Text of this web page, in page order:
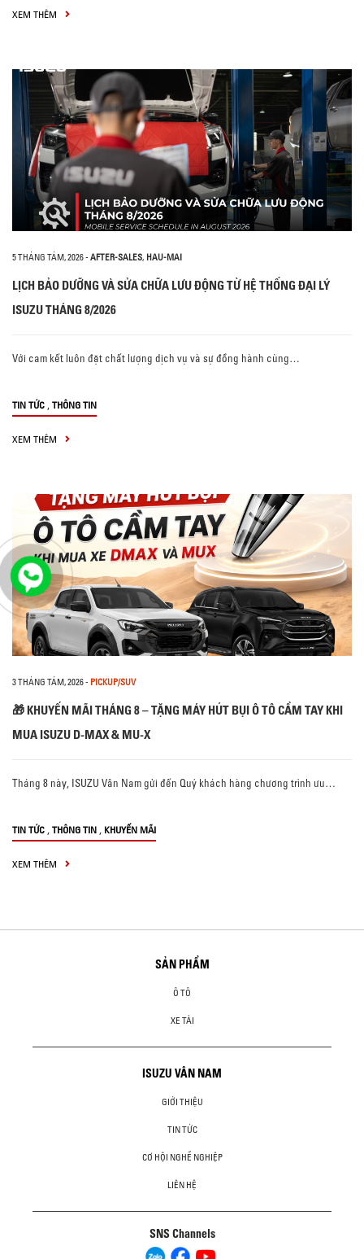
XEM THÊM
5 THÁNG TÁM, 2026- AFTER-SALES, HAU-MAI
LỊCH BẢO DƯỠNG VÀ SỬA CHỮA LƯU ĐỘNG TỪ HỆ THỐNG ĐẠI LÝ
ISUZU THÁNG 8/2026
Với cam kết luôn đặt chất lượng dịch vụ và sự đồng hành cùng…
TIN TỨC , THÔNG TIN
XEM THÊM
3 THÁNG TÁM, 2026- PICKUP/SUV
🎁 KHUYẾN MÃI THÁNG 8 – TẶNG MÁY HÚT BỤI Ô TÔ CẦM TAY KHI
MUA ISUZU D-MAX & MU-X
Tháng 8 này, ISUZU Vân Nam gửi đến Quý khách hàng chương trình ưu…
TIN TỨC , THÔNG TIN , KHUYẾN MÃI
XEM THÊM
SẢN PHẨM
Ô TÔ
XE TẢI
ISUZU VÂN NAM
GIỚI THIỆU
TIN TỨC
CƠ HỘI NGHỀ NGHIỆP
LIÊN HỆ
SNS Channels